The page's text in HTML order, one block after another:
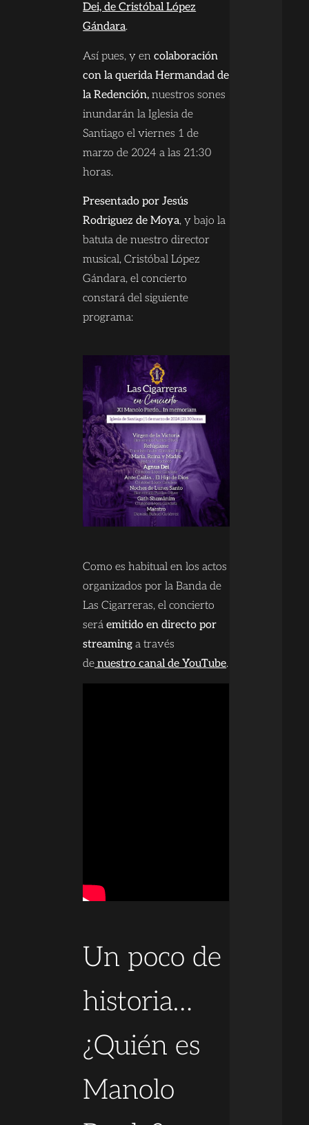
Dei, de Cristóbal López
Gándara.
Así pues, y encolaboración
con la querida Hermandad de
la Redención, nuestros sones
inundarán la Iglesia de
Santiago el viernes 1 de
marzo de 2024 a las 21:30
horas.
Presentado por Jesús
Rodriguez de Moya, y bajo la
batuta de nuestro director
musical, Cristóbal López
Gándara, el concierto
constará del siguiente
programa:
Como es habitual en los actos
organizados por la Banda de
Las Cigarreras, el concierto
seráemitido en directo por
streaming a través
de nuestro canal de YouTube.
Un poco de
historia…
¿Quién es
Manolo